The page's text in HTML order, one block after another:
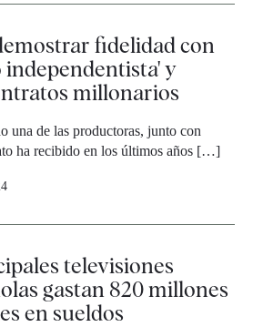
fidelidad con
independentista' y
millonarios
una de las productoras, junto con
ha recibido en los últimos años […]
televisiones
gastan 820 millones
en sueldos